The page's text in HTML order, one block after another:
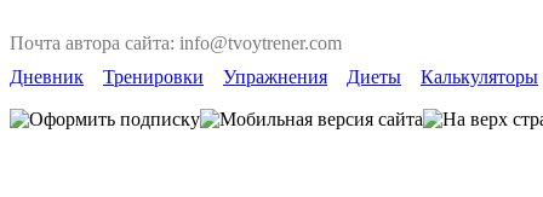
Почта автора сайта: info@tvoytrener.com
Дневник
Тренировки Упражнения Диеты Калькуляторы